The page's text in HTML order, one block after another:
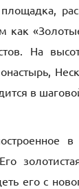
площадка,
как
На
в
его с